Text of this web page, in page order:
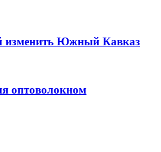
изменить Южный Кавказ
оптоволокном